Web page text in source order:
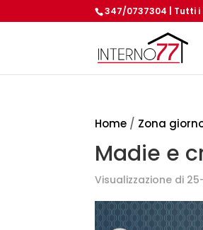
347/0737304 | Tutti i
Home / Zona
Madie e
Visualizzazione di